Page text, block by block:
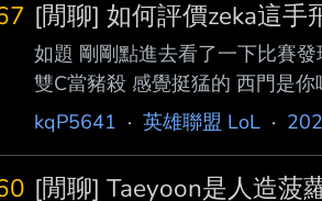
[閒聊] 如何評價zeka這手
如題 剛剛點進去看了一下比賽
雙C當豬殺 感覺挺猛的 西門是
Samsung SM-A5460 --
kqP5641 · 英雄聯盟 LoL ·
[閒聊] Taeyoon是人造菠